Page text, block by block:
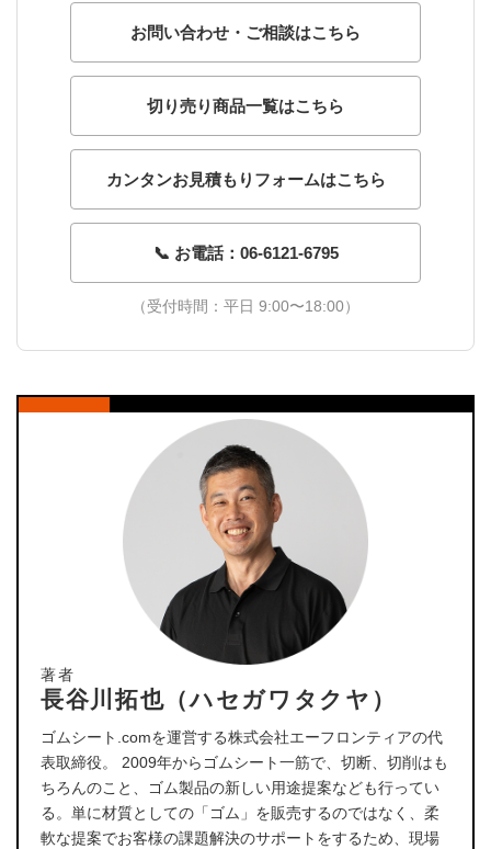
お問い合わせ・ご相談はこちら
切り売り商品一覧はこちら
カンタンお見積もりフォームはこちら
📞 お電話：06-6121-6795
（受付時間：平日 9:00〜18:00）
著者
長谷川拓也（ハセガワタクヤ）
ゴムシート.comを運営する株式会社エーフロンティアの代
表取締役。 2009年からゴムシート一筋で、切断、切削はも
ちろんのこと、ゴム製品の新しい用途提案なども行ってい
る。単に材質としての「ゴム」を販売するのではなく、柔
軟な提案でお客様の課題解決のサポートをするため、現場